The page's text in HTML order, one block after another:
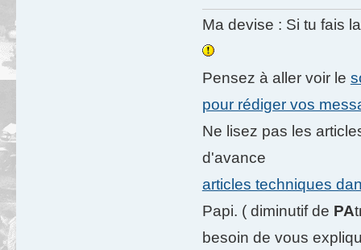
Ma devise : Si tu fais
Pensez à aller voir le
pour rédiger vos
Ne lisez pas les
d'avance
articles techniques
Papi. ( diminutif de PA
besoin de vous